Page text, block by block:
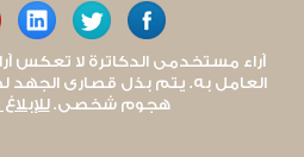
آراء مستخدمى الدكاترة لا تعكس
العامل به. يتم بذل قصارى الجهد
هجوم شخصى. للإبلاغ